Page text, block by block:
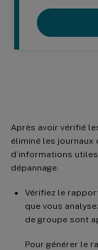
Après avoir vérifié
éliminé les journaux
d’informations
dépannage.
Vérifiez le
que vous
de groupe sont
Pour générer le